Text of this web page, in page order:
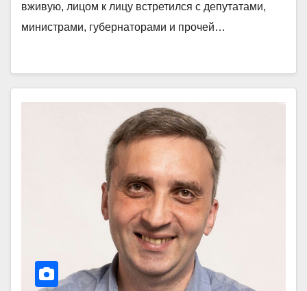
вживую, лицом к лицу встретился с депутатами,
министрами, губернаторами и прочей…